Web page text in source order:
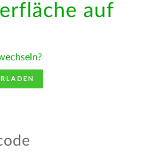
auf